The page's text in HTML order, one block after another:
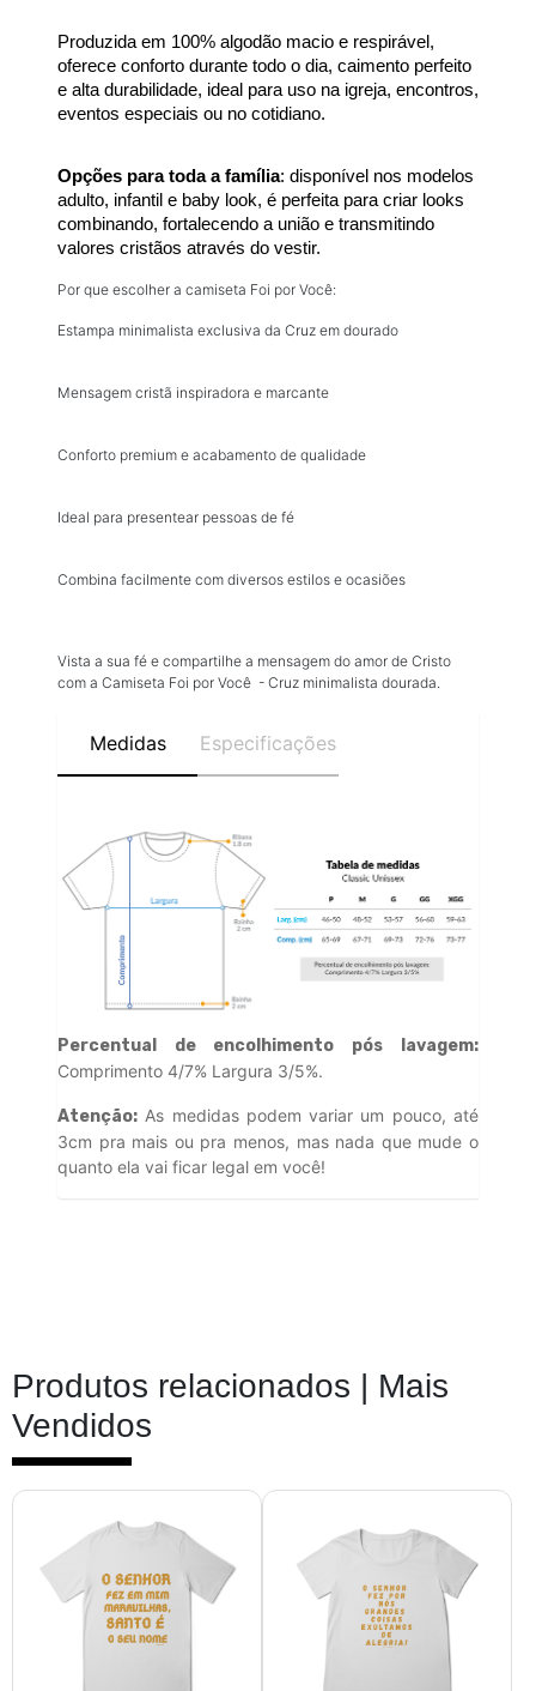
Produzida em 100% algodão macio e respirável,
oferece conforto durante todo o dia, caimento perfeito
e alta durabilidade, ideal para uso na igreja, encontros,
eventos especiais ou no cotidiano.
Opções para toda a família: disponível nos modelos
adulto, infantil e baby look, é perfeita para criar looks
combinando, fortalecendo a união e transmitindo
valores cristãos através do vestir.
Por que escolher a camiseta Foi por Você:
Estampa minimalista exclusiva da Cruz em dourado
Mensagem cristã inspiradora e marcante
Conforto premium e acabamento de qualidade
Ideal para presentear pessoas de fé
Combina facilmente com diversos estilos e ocasiões
Vista a sua fé e compartilhe a mensagem do amor de Cristo
com a Camiseta Foi por Você - Cruz minimalista dourada.
Medidas Especificações
Percentual de encolhimento pós lavagem:
Comprimento 4/7% Largura 3/5%.
Atenção: As medidas podem variar um pouco, até
3cm pra mais ou pra menos, mas nada que mude o
quanto ela vai ficar legal em você!
Produtos relacionados | Mais
Vendidos